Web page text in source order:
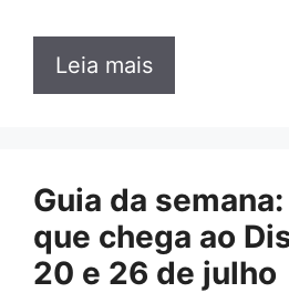
Leia mais
Guia da
que chega ao
20 e 26 de julho